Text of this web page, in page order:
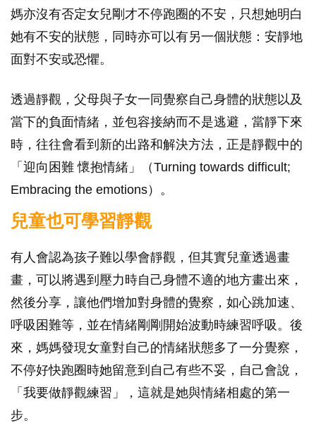
媽亦沒有否定女兒剛才不停跑圈的不安，只想她明白
她有不安的狀態，同時亦可以有另一個狀態：安靜地
面對不安或恐懼。
透過靜觀，父母與子女一同覺察自己身體的狀態以及
當下的負面情緒，並包容接納而不是逃避，當靜下來
時，往往會看到新的出路和解決方法，正是靜觀中的
「迎向困難 懷抱情緒」（Turning towards difficult;
Embracing the emotions）。
兒童也可學習靜觀
有人會認為孩子難以學會靜觀，但其實兒童透過畫
畫，可以將遇到壓力時自己身體不適的地方畫出來，
然後分享，讓他們增加對身體的覺察，如心跳加速、
呼吸困難等，並在情緒剛剛開始波動時練習呼吸。後
來，媽媽發現女童對自己的情緒狀態多了一分覺察，
不停好快跑圈時她留意到自己有些不妥，自己會說，
「我要做靜觀練習」，這就是她與情緒相處的第一
步。